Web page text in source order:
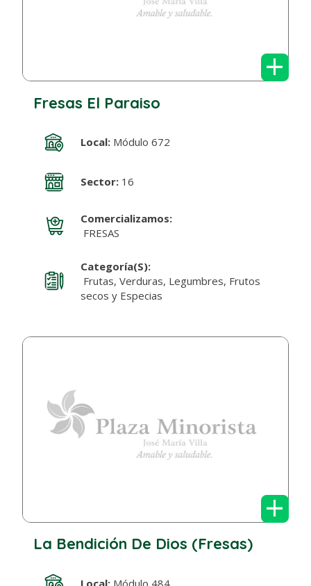
+
Fresas El Paraiso
Local:Módulo 672
Sector:16
Comercializamos:
FRESAS
Categoría(s):
Frutas, Verduras, Legumbres, Frutos
secos y Especias
+
La Bendición De Dios (Fresas)
Local:Módulo 484